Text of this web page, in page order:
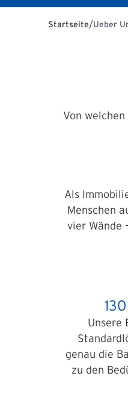
Startseite/Ueber
Von
Als
Menschen
vier Wände
Unsere
genau die
zu den